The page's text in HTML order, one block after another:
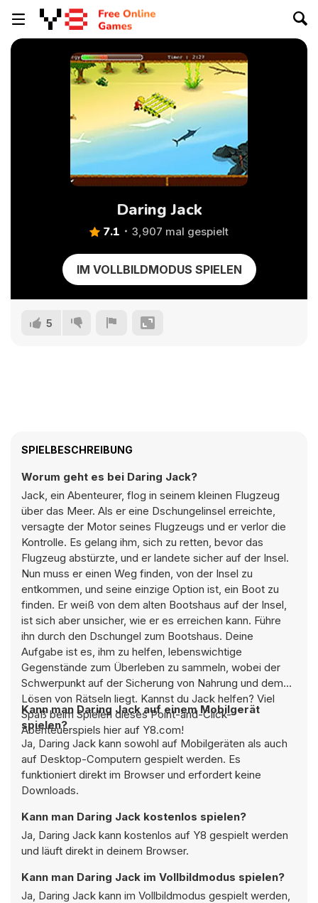
Daring Jack
7.1 3,907 mal gespielt
IM VOLLBILDMODUS SPIELEN
5
SPIELBESCHREIBUNG
Worum geht es bei Daring Jack?
Jack, ein Abenteurer, flog in seinem kleinen Flugzeug
über das Meer. Als er eine Dschungelinsel erreichte,
versagte der Motor seines Flugzeugs und er verlor die
Kontrolle. Es gelang ihm, sich zu retten, bevor das
Flugzeug abstürzte, und er landete sicher auf der Insel.
Nun muss er einen Weg finden, von der Insel zu
entkommen, und seine einzige Option ist, ein Boot zu
finden. Er weiß von dem alten Bootshaus auf der Insel,
ist sich aber unsicher, wie er es erreichen kann. Führe
ihn durch den Dschungel zum Bootshaus. Deine
Aufgabe ist es, ihm zu helfen, lebenswichtige
Gegenstände zum Überleben zu sammeln, wobei der
Schwerpunkt auf der Sicherung von Nahrung und dem
Lösen von Rätseln liegt. Kannst du Jack helfen? Viel
Spaß beim Spielen dieses Point-and-Click-
Abenteuerspiels hier auf Y8.com!
Kann man Daring Jack auf einem Mobilgerät
spielen?
Ja, Daring Jack kann sowohl auf Mobilgeräten als auch
auf Desktop-Computern gespielt werden. Es
funktioniert direkt im Browser und erfordert keine
Downloads.
Kann man Daring Jack kostenlos spielen?
Ja, Daring Jack kann kostenlos auf Y8 gespielt werden
und läuft direkt in deinem Browser.
Kann man Daring Jack im Vollbildmodus spielen?
Ja, Daring Jack kann im Vollbildmodus gespielt werden,